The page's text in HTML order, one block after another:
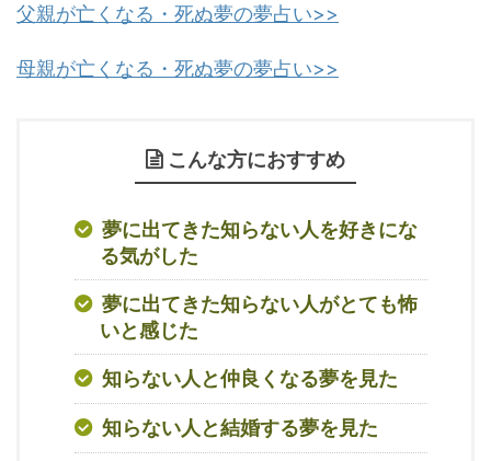
父親が亡くなる・死ぬ夢の夢占い>>
母親が亡くなる・死ぬ夢の夢占い>>
こんな方におすすめ
夢に出てきた知らない人を好きにな
る気がした
夢に出てきた知らない人がとても怖
いと感じた
知らない人と仲良くなる夢を見た
知らない人と結婚する夢を見た